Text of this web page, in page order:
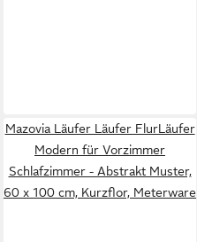
Mazovia Läufer Läufer FlurLäufer
Modern für Vorzimmer
Schlafzimmer - Abstrakt Muster,
60 x 100 cm, Kurzflor, Meterware